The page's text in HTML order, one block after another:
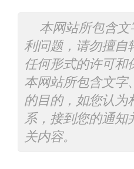
本网站所包含
利问题，请勿擅自
任何形式的许可和
本网站所包含文字
的目的，如您认为
系，接到您的通知
关内容。